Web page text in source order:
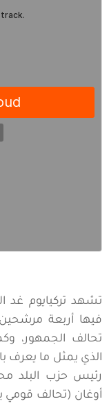
تشهد تركيايوم غد
فيها أربعة
تحالف الجمهور،
الذي يمثل ما يعرف
رئيس حزب البلد
أوغان (تحالف قومي